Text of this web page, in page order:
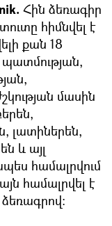
Հին ձեռագիր
հիմնվել է
քան 18
մասին
լատիներեն,
և այլ
համալրվում
համալրվել է